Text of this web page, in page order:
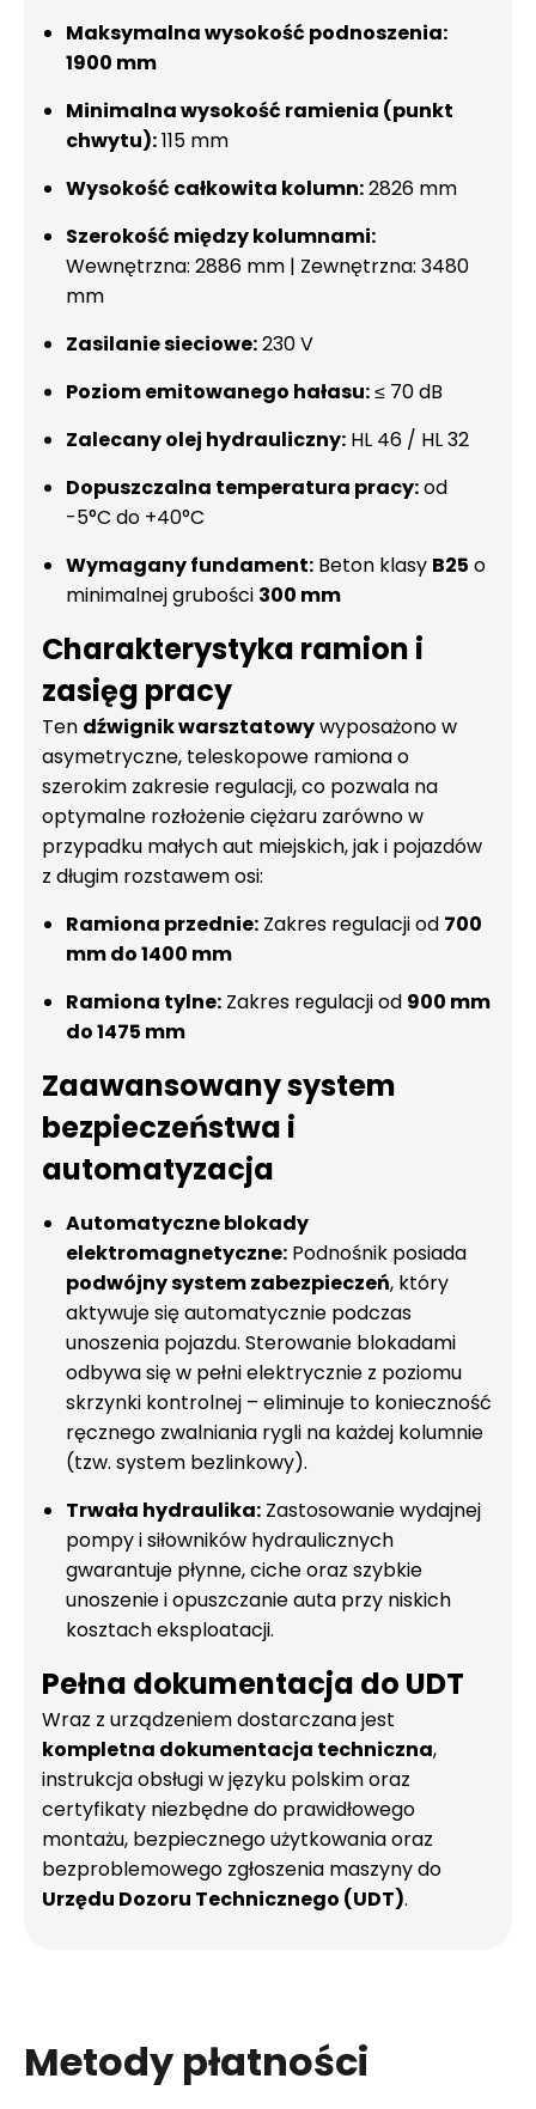
Maksymalna wysokość podnoszenia:
1900 mm
Minimalna wysokość ramienia (punkt
chwytu):115 mm
Wysokość całkowita kolumn:2826 mm
Szerokość między kolumnami:
Wewnętrzna: 2886 mm | Zewnętrzna: 3480
mm
Zasilanie sieciowe:230 V
Poziom emitowanego hałasu:≤ 70 dB
Zalecany olej hydrauliczny: HL 46 / HL 32
Dopuszczalna temperatura pracy:od
-5°C do +40°C
Wymagany fundament: Beton klasy B25 o
minimalnej grubości 300 mm
Charakterystyka ramion i
zasięg pracy
Ten dźwignik warsztatowywyposażono w
asymetryczne, teleskopowe ramiona o
szerokim zakresie regulacji, co pozwala na
optymalne rozłożenie ciężaru zarówno w
przypadku małych aut miejskich, jak i pojazdów
z długim rozstawem osi:
Ramiona przednie: Zakres regulacji od 700
mm do 1400 mm
Ramiona tylne: Zakres regulacji od 900 mm
do 1475 mm
Zaawansowany system
bezpieczeństwa i
automatyzacja
Automatyczne blokady
elektromagnetyczne: Podnośnik posiada
podwójny system zabezpieczeń, który
aktywuje się automatycznie podczas
unoszenia pojazdu. Sterowanie blokadami
odbywa się w pełni elektrycznie z poziomu
skrzynki kontrolnej – eliminuje to konieczność
ręcznego zwalniania rygli na każdej kolumnie
(tzw. system bezlinkowy).
Trwała hydraulika: Zastosowanie wydajnej
pompy i siłowników hydraulicznych
gwarantuje płynne, ciche oraz szybkie
unoszenie i opuszczanie auta przy niskich
kosztach eksploatacji.
Pełna dokumentacja do UDT
Wraz z urządzeniem dostarczana jest
kompletna dokumentacja techniczna,
instrukcja obsługi w języku polskim oraz
certyfikaty niezbędne do prawidłowego
montażu, bezpiecznego użytkowania oraz
bezproblemowego zgłoszenia maszyny do
Urzędu Dozoru Technicznego (UDT).
Metody płatności